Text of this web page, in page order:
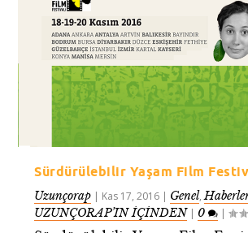
Sürdürülebilir Yaşam Film
Uzunçorap | Kas 17, 2016 | Genel,
UZUNÇORAP’IN İÇİNDEN| 0 |